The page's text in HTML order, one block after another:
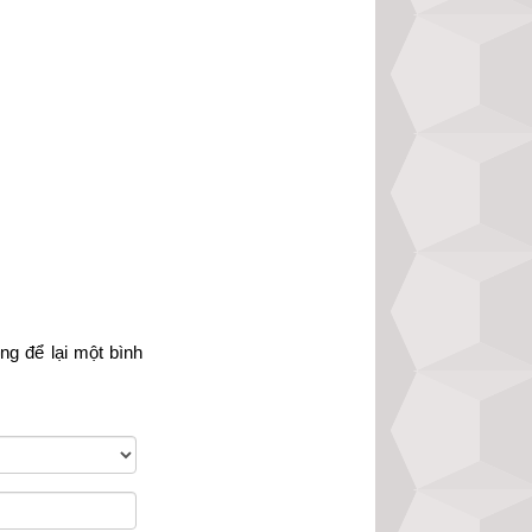
để lại một bình